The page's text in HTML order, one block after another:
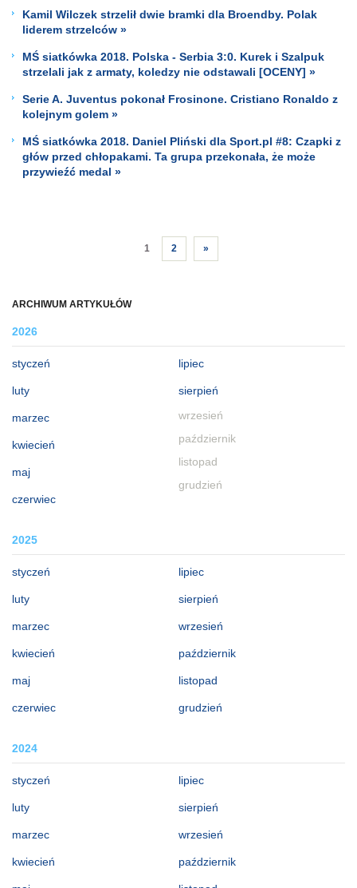
ARCHIWUM ARTYKUŁÓW
2026
styczeń
luty
marzec
kwiecień
maj
czerwiec
lipiec
sierpień
wrzesień
październik
listopad
grudzień
2025
styczeń
luty
marzec
kwiecień
maj
czerwiec
lipiec
sierpień
wrzesień
październik
listopad
grudzień
2024
styczeń
luty
marzec
kwiecień
lipiec
sierpień
wrzesień
październik
Kamil Wilczek strzelił dwie bramki dla Broendby. Polak
liderem strzelców »
MŚ siatkówka 2018. Polska - Serbia 3:0. Kurek i Szalpuk
strzelali jak z armaty, koledzy nie odstawali [OCENY] »
Serie A. Juventus pokonał Frosinone. Cristiano Ronaldo z
kolejnym golem »
MŚ siatkówka 2018. Daniel Pliński dla Sport.pl #8: Czapki z
głów przed chłopakami. Ta grupa przekonała, że może
przywieźć medal »
1 2 »